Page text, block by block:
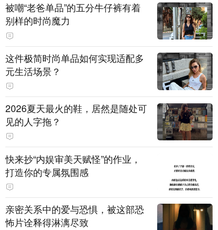
被嘲“老爸单品”的五分牛仔裤有着
别样的时尚魔力
这件极简时尚单品如何实现适配多
元生活场景？
2026夏天最火的鞋，居然是随处可
见的人字拖？
快来抄“内娱审美天赋怪”的作业，
打造你的专属氛围感
亲密关系中的爱与恐惧，被这部恐
怖片诠释得淋漓尽致